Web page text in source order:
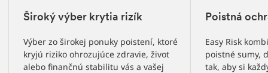
Široký výber krytia rizík
Výber zo širokej ponuky poistení, ktoré
kryjú riziko ohrozujúce zdravie, život
alebo finančnú stabilitu vás a vašej
Poistná
Easy Risk
poistné sumy,
tak, aby si